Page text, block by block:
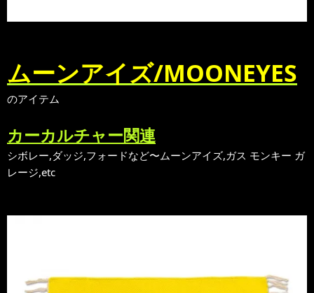
ムーンアイズ/MOONEYES
のアイテム
カーカルチャー関連
シボレー,ダッジ,フォードなど〜ムーンアイズ,ガス モンキー ガ
レージ,etc